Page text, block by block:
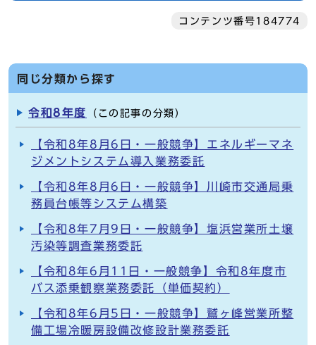
コンテンツ番号184774
同じ分類から探す
令和8年度 （この記事の分類）
【令和8年8月6日・一般競争】エネルギーマネ
ジメントシステム導入業務委託
【令和8年8月6日・一般競争】川崎市交通局乗
務員台帳等システム構築
【令和8年7月9日・一般競争】塩浜営業所土壌
汚染等調査業務委託
【令和8年6月11日・一般競争】令和8年度市
バス添乗観察業務委託（単価契約）
【令和8年6月5日・一般競争】鷲ヶ峰営業所整
備工場冷暖房設備改修設計業務委託